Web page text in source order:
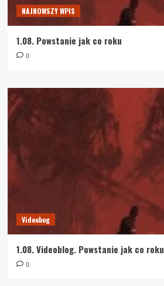
NAJNOWSZY WPIS
1.08. Powstanie jak co roku
0
Videobog
1.08. Videoblog. Powstanie jak co roku
0